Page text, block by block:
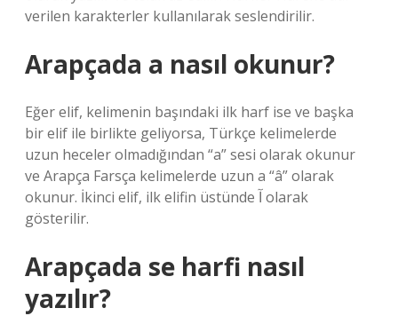
verilen karakterler kullanılarak seslendirilir.
Arapçada a nasıl okunur?
Eğer elif, kelimenin başındaki ilk harf ise ve başka
bir elif ile birlikte geliyorsa, Türkçe kelimelerde
uzun heceler olmadığından “a” sesi olarak okunur
ve Arapça Farsça kelimelerde uzun a “â” olarak
okunur. İkinci elif, ilk elifin üstünde آ olarak
gösterilir.
Arapçada se harfi nasıl
yazılır?